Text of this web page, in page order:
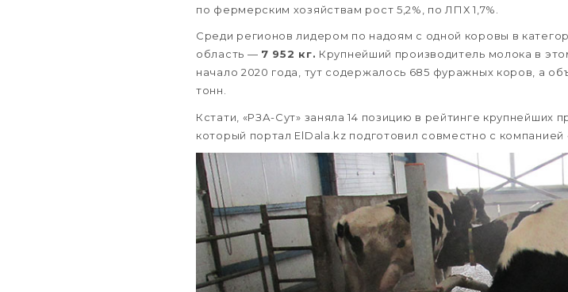
по фермерским хозяйствам рост 5,2%, по ЛПХ 1,7%.
Среди регионов лидером по надоям с одной коровы в
область — 7 952 кг. Крупнейший производитель молока в
начало 2020 года, тут содержалось 685 фуражных коров, а
тонн.
Кстати, «РЗА-Сут» заняла 14 позицию в рейтинге крупнейших
который портал ElDala.kz подготовил совместно с компанией